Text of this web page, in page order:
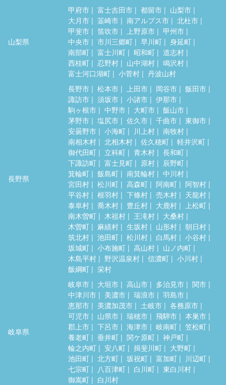
山梨県
甲府市 富士吉田市 都留市
山梨市
大月市
韮崎市 南アルプス市
北杜市
甲斐市
笛吹市 上野原市
甲州市
中央市
市川三郷町 早川町
身延町
南部町
富士川町 昭和町
道志村
西桂町
忍野村 山中湖村
鳴沢村
富士河口湖町
小菅村 丹波山村
長野県
長野市 松本市 上田市 岡谷市
飯田市
諏訪市
須坂市 小諸市
伊那市
駒ヶ根市
中野市 大町市
飯山市
茅野市
塩尻市 佐久市 千曲市
東御市
安曇野市
小海町 川上村
南牧村
南相木村
北相木村 佐久穂町
軽井沢町
御代田町
立科町 青木村
長和町
下諏訪町
富士見町 原村
辰野町
箕輪町
飯島町 南箕輪村
中川村
宮田村
松川町 高森町 阿南町
阿智村
平谷村
根羽村 下條村 売木村
天龍村
泰阜村
喬木村 豊丘村 大鹿村
上松町
南木曽町
木祖村 王滝村
大桑村
木曽町
麻績村 生坂村 山形村
朝日村
筑北村
池田町 松川村 白馬村
小谷村
坂城町
小布施町 高山村
山ノ内町
木島平村
野沢温泉村 信濃町
小川村
飯綱町
栄村
岐阜県
岐阜市 大垣市 高山市 多治見市
関市
中津川市
美濃市 瑞浪市
羽島市
恵那市
美濃加茂市 土岐市
各務原市
可児市
山県市 瑞穂市 飛騨市
本巣市
郡上市
下呂市 海津市 岐南町
笠松町
養老町
垂井町 関ケ原町
神戸町
輪之内町
安八町 揖斐川町
大野町
池田町
北方町 坂祝町 富加町
川辺町
七宗町
八百津町 白川町
東白川村
御嵩町
白川村